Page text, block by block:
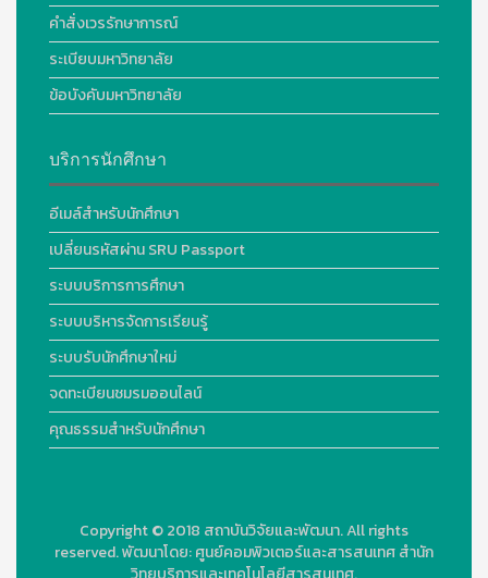
คำสั่งเวรรักษาการณ์
ระเบียบมหาวิทยาลัย
ข้อบังคับมหาวิทยาลัย
บริการนักศึกษา
อีเมล์สำหรับนักศึกษา
เปลี่ยนรหัสผ่าน SRU Passport
ระบบบริการการศึกษา
ระบบบริหารจัดการเรียนรู้
ระบบรับนักศึกษาใหม่
จดทะเบียนชมรมออนไลน์
คุณธรรมสำหรับนักศึกษา
Copyright © 2018 สถาบันวิจัยและพัฒนา. All rights
reserved.พัฒนาโดย:ศูนย์คอมพิวเตอร์และสารสนเทศ สำนัก